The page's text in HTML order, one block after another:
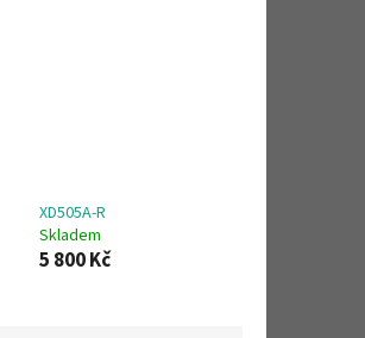
XD505A-R
Skladem
5 800 Kč